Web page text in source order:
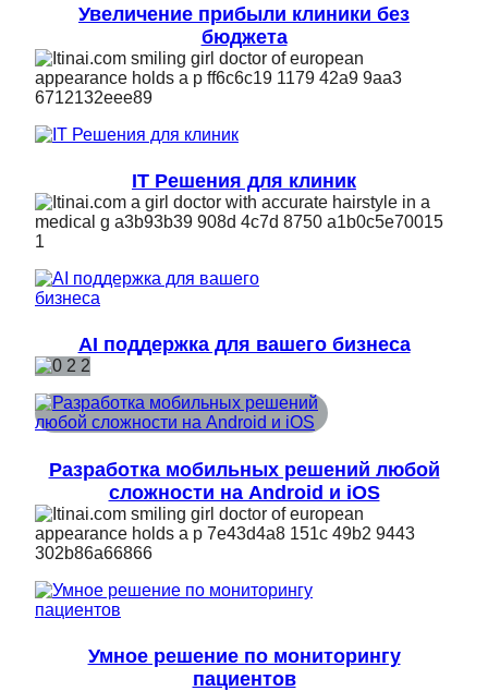
Увеличение прибыли клиники без
бюджета
IT Решения для клиник
AI поддержка для вашего бизнеса
Разработка мобильных решений любой
сложности на Android и iOS
Умное решение по мониторингу
пациентов